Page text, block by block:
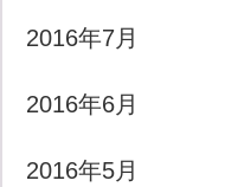
2016年7月
2016年6月
2016年5月